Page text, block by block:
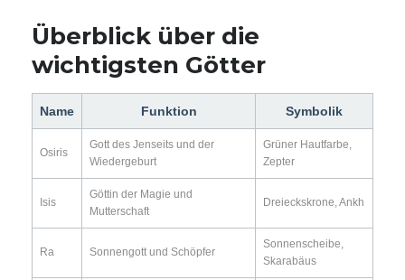
Überblick über die
wichtigsten Götter
Name Funktion Symbolik
Osiris
Gott des Jenseits und der
Wiedergeburt
Grüner Hautfarbe,
Zepter
Isis
Göttin der Magie und
Mutterschaft
Dreieckskrone, Ankh
Ra Sonnengott und Schöpfer
Sonnenscheibe,
Skarabäus